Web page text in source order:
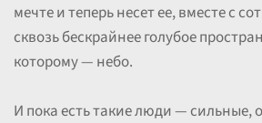
мечте и теперь несет ее, вместе с
сквозь бескрайнее голубое
которому — небо.
И пока есть такие люди — сильные,